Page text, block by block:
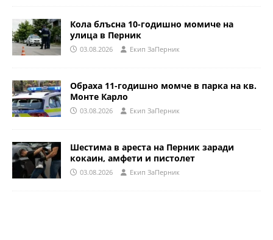
Кола блъсна 10-годишно момиче на
улица в Перник
03.08.2026 Eкип ЗаПерник
Обраха 11-годишно момче в парка на кв.
Монте Карло
03.08.2026 Eкип ЗаПерник
Шестима в ареста на Перник заради
кокаин, амфети и пистолет
03.08.2026 Eкип ЗаПерник